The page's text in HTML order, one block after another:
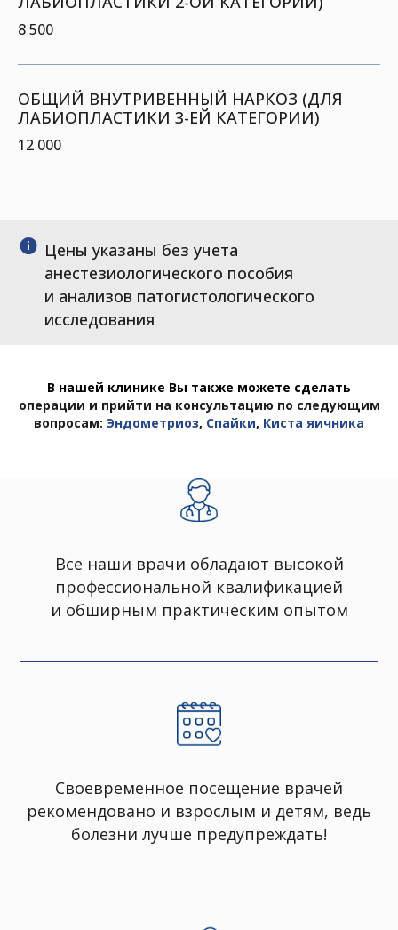
8 500
ОБЩИЙ ВНУТРИВЕННЫЙ НАРКОЗ (ДЛЯ
ЛАБИОПЛАСТИКИ 3-ЕЙ КАТЕГОРИИ)
12 000
Цены указаны без учета
анестезиологического пособия
и анализов патогистологического
исследования
В нашей клинике Вы также можете сделать
операции и прийти на консультацию по следующим
вопросам: Эндометриоз, Спайки, Киста яичника
Все наши врачи обладают высокой
профессиональной квалификацией
и обширным практическим опытом
Своевременное посещение врачей
рекомендовано и взрослым и детям, ведь
болезни лучше предупреждать!